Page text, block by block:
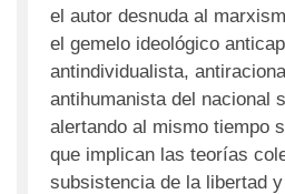
el autor desnuda al
el gemelo ideológico
antindividualista,
antihumanista del nacional
alertando al mismo tiempo
que implican las teorías
subsistencia de la libertad